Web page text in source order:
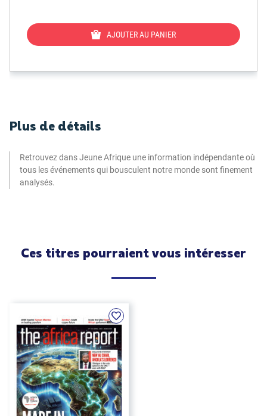
AJOUTER AU PANIER
Plus de détails
Retrouvez dans Jeune Afrique une information indépendante où
tous les événements qui bousculent notre monde sont finement
analysés.
Ces titres pourraient vous intéresser